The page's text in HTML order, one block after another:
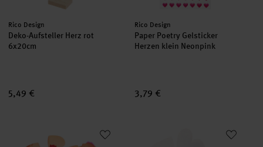
Hersteller:
Rico Design
Deko-Aufsteller Herz rot
6x20cm
5,49 €
Hersteller:
Rico Design
Paper Poetry Gelsticker
Herzen klein Neonpink
3,79 €
Flitter Herzen rot-pink 50g